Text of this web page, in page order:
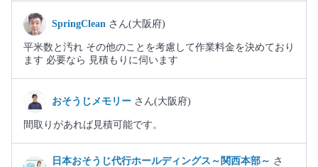
SpringClean さん(大阪府)
平米数と汚れ その他のことを考慮して作業料金を決めており
ます 必要なら 見積もりに伺います
おそうじメモリー さん(大阪府)
間取りがあれば見積可能です。
日本おそうじ代行ホールディングス～関西本部～ さ